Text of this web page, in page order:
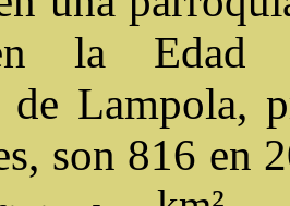
la Edad
de Lampola,
son 816 en